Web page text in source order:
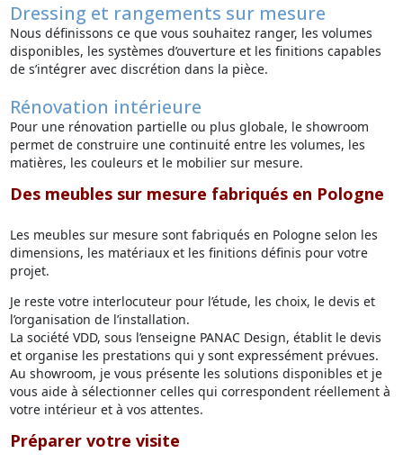
Dressing et rangements sur mesure
Nous définissons ce que vous souhaitez ranger, les volumes
disponibles, les systèmes d’ouverture et les finitions capables
de s’intégrer avec discrétion dans la pièce.
Rénovation intérieure
Pour une rénovation partielle ou plus globale, le showroom
permet de construire une continuité entre les volumes, les
matières, les couleurs et le mobilier sur mesure.
Des meubles sur mesure fabriqués en Pologne
Les meubles sur mesure sont fabriqués en Pologne selon les
dimensions, les matériaux et les finitions définis pour votre
projet.
Je reste votre interlocuteur pour l’étude, les choix, le devis et
l’organisation de l’installation.
La société VDD, sous l’enseigne PANAC Design, établit le devis
et organise les prestations qui y sont expressément prévues.
Au showroom, je vous présente les solutions disponibles et je
vous aide à sélectionner celles qui correspondent réellement à
votre intérieur et à vos attentes.
Préparer votre visite